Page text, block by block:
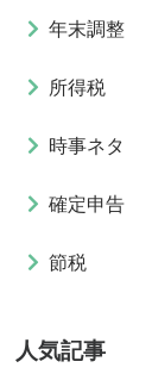
年末調整
所得税
時事ネタ
確定申告
節税
人気記事